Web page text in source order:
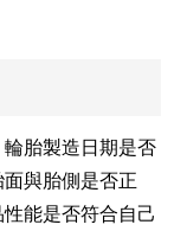
胎製造日期是否
與胎側是否正
能是否符合自己